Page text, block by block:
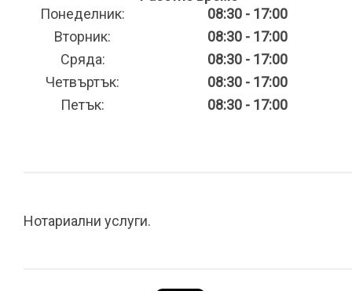
Понеделник:
08:30 - 17:00
Вторник:
08:30 - 17:00
Сряда:
08:30 - 17:00
Четвъртък:
08:30 - 17:00
Петък:
08:30 - 17:00
Нотариални услуги.